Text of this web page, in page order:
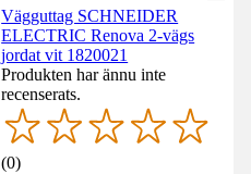
Vägguttag SCHNEIDER
ELECTRIC Renova 2-vägs
jordat vit 1820021
Produkten har ännu inte
recenserats.
(0)